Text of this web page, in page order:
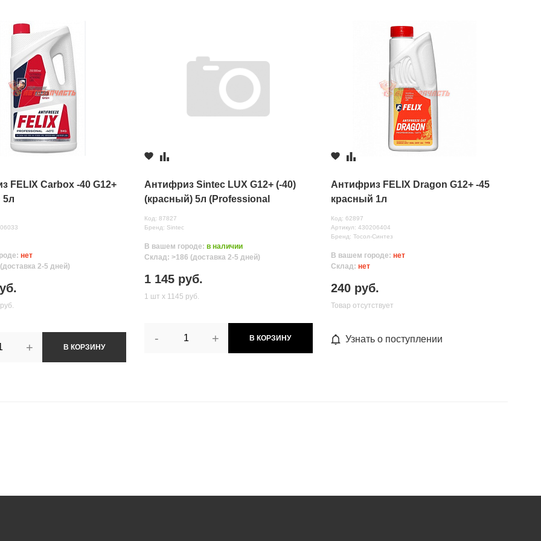
FELIX Carbox -40 G12+
5л
нет
2-5 дней)
+ В КОРЗИНУ
Антифриз Sintec LUX G12+ (-40)
(красный) 5л (Professional
Код: 87827
Бренд: Sintec
В вашем городе: в наличии
Склад: >186 (доставка 2-5 дней)
1 145 руб.
1 шт х 1145 руб.
- + В КОРЗИНУ
Антифриз FELIX Dragon G12+ -45
красный 1л
Код: 62897
Артикул: 430206404
Бренд: Тосол-Синтез
В вашем городе: нет
Склад: нет
240 руб.
Товар отсутствует
Узнать о поступлении